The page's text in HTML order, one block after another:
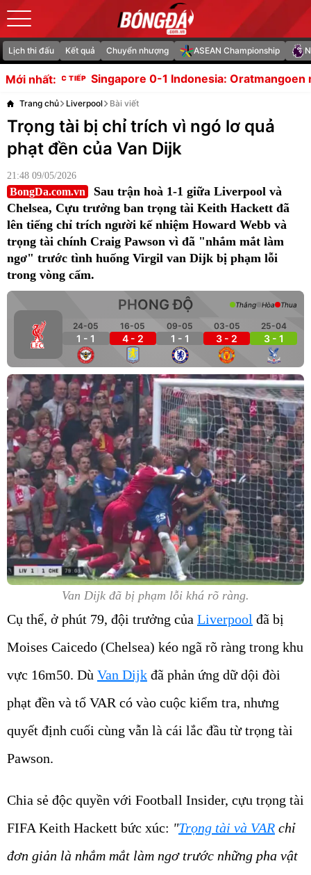
Lịch thi đấu Kết quả Chuyển nhượng ASEAN Championship
Mới nhất:0-1 Indonesia: Oratmangoen mở tỷ số
Trang chủ Liverpool Bài viết
Trọng tài bị chỉ trích vì ngó lơ quả
phạt đền của Van Dijk
21:48 09/05/2026
BongDa.com.vn
Sau trận hoà 1-1 giữa Liverpool và
Chelsea, Cựu trưởng ban trọng tài Keith Hackett đã
lên tiếng chỉ trích người kế nhiệm Howard Webb và
trọng tài chính Craig Pawson vì đã "nhắm mắt làm
ngơ" trước tình huống Virgil van Dijk bị phạm lỗi
trong vòng cấm.
PHONG ĐỘ
24-05
1 - 1
16-05
4 - 2
09-05
1 - 1
03-05
3 - 2
25-04
3 - 1
Thắng Hòa Thua
Van Dijk đã bị phạm lỗi khá rõ ràng.
Cụ thể, ở phút 79, đội trưởng của Liverpool đã bị
Moises Caicedo (Chelsea) kéo ngã rõ ràng trong khu
vực 16m50. Dù Van Dijk đã phản ứng dữ dội đòi
phạt đền và tổ VAR có vào cuộc kiểm tra, nhưng
quyết định cuối cùng vẫn là cái lắc đầu từ trọng tài
Pawson.
Chia sẻ độc quyền với Football Insider, cựu trọng tài
FIFA Keith Hackett bức xúc: "Trọng tài và VAR chỉ
đơn giản là nhắm mắt làm ngơ trước những pha vật